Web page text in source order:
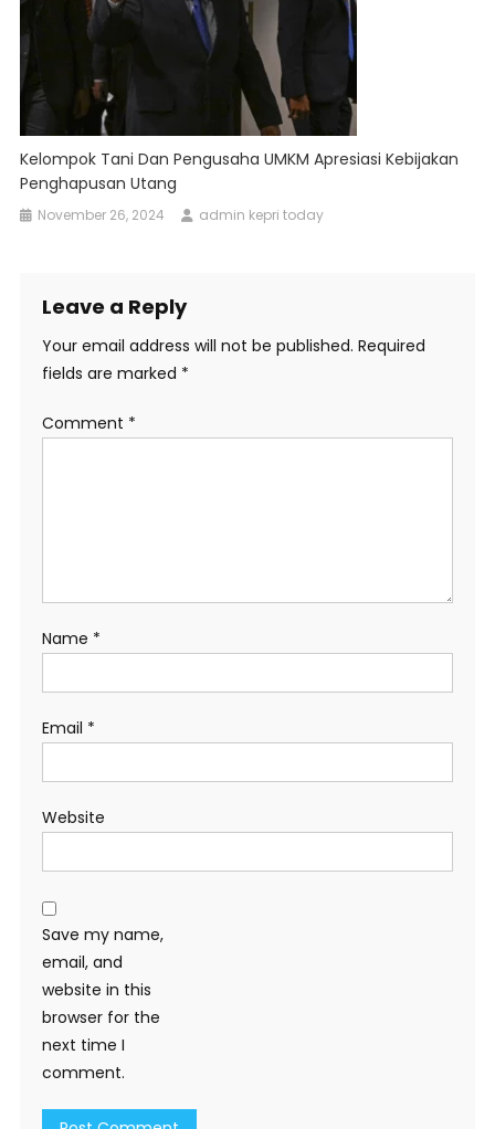
Kelompok Tani Dan Pengusaha UMKM Apresiasi Kebijakan
Penghapusan Utang
November 26, 2024 admin kepri today
Leave a Reply
Your email address will not be published. Required
fields are marked *
Comment *
Name *
Email *
Website
Save my name,
email, and
website in this
browser for the
next time I
comment.